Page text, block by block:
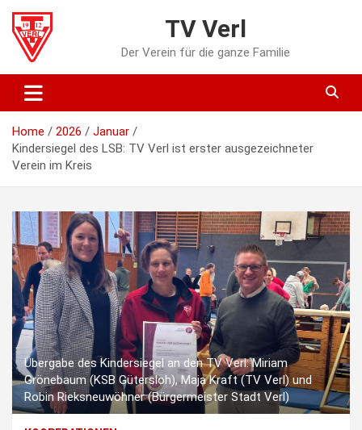
content
TV Verl
Der Verein für die ganze Familie
Home 2026
Januar
Kindersiegel des LSB: TV Verl ist erster ausgezeichneter
Verein im Kreis
Übergabe des Kindersiegel an den TV Verl: Miriam
Grönebaum (KSB Gütersloh), Maja Kraft (TV Verl) und
Robin Rieksneuwöhner (Bürgermeister Stadt Verl)